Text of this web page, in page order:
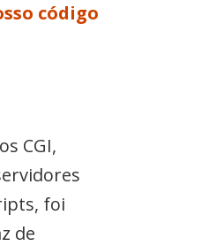
código
CGI,
foi
de